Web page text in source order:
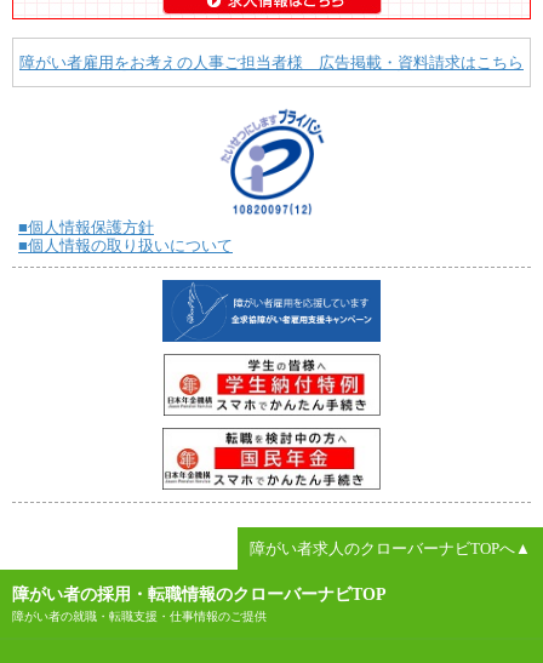
障がい者雇用をお考えの人事ご担当者様 広告掲載・資料請求はこちら
■個人情報保護方針
■個人情報の取り扱いについて
障がい者求人のクローバーナビTOPへ▲
障がい者の採用・転職情報のクローバーナビTOP
障がい者の就職・転職支援・仕事情報のご提供